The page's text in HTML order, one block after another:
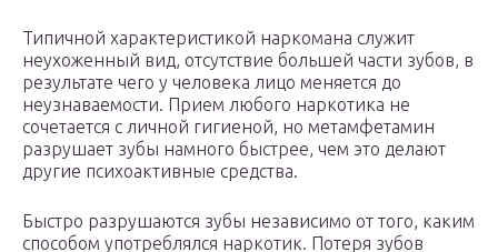
Типичной характеристикой наркомана служит
неухоженный вид, отсутствие большей части зубов, в
результате чего у человека лицо меняется до
неузнаваемости. Прием любого наркотика не
сочетается с личной гигиеной, но метамфетамин
разрушает зубы намного быстрее, чем это делают
другие психоактивные средства.
Быстро разрушаются зубы независимо от того, каким
способом употреблялся наркотик. Потеря зубов